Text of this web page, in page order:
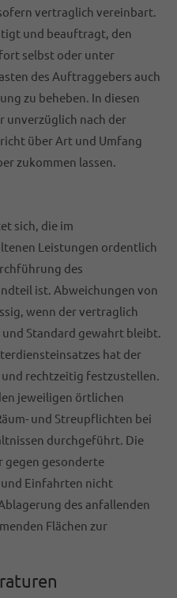
vertraglich vereinbart.
und beauftragt, den
selbst oder unter
des Auftraggebers auch
zu beheben. In diesen
unverzüglich nach der
über Art und Umfang
zukommen lassen.
sich, die im
Leistungen ordentlich
des
ist. Abweichungen von
wenn der vertraglich
Standard gewahrt bleibt.
hat der
rechtzeitig festzustellen.
jeweiligen örtlichen
und Streupflichten bei
durchgeführt. Die
gegen gesonderte
Einfahrten nicht
des anfallenden
Flächen zur